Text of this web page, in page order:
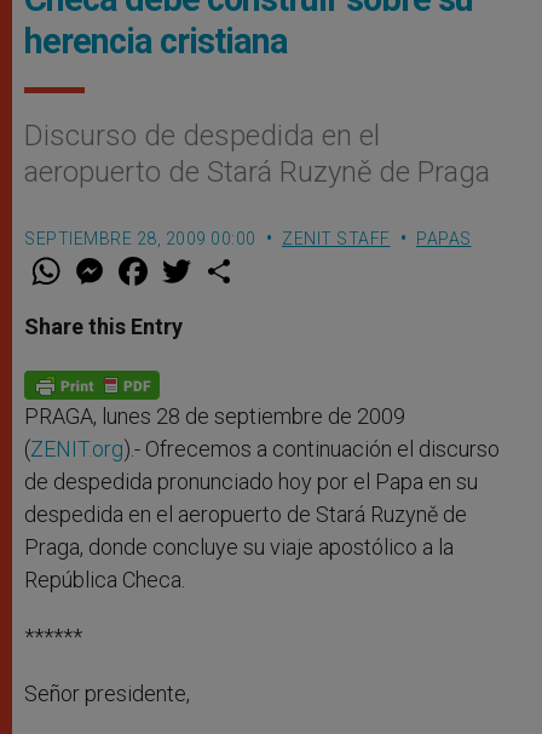
herencia cristiana
Discurso de despedida en el
aeropuerto de Stará Ruzyně de Praga
SEPTIEMBRE 28, 2009 00:00 ZENIT STAFF PAPAS
W
t
s
p
p
M
e
s
e
g
e
r
F
a
e
b
o
k
w
Share this Entry
PRAGA, lunes 28 de septiembre de 2009
(ZENIT.org).- Ofrecemos a continuación el discurso
de despedida pronunciado hoy por el Papa en su
despedida en el aeropuerto de Stará Ruzyně de
Praga, donde concluye su viaje apostólico a la
República Checa.
******
Señor presidente,